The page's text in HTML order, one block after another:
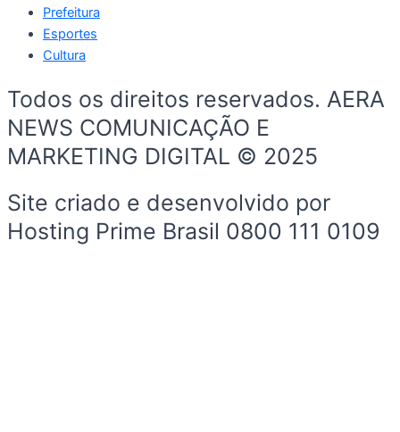
Prefeitura
Esportes
Cultura
Todos os direitos reservados. AERA
NEWS COMUNICAÇÃO E
MARKETING DIGITAL © 2025
Site criado e desenvolvido por
Hosting Prime Brasil 0800 111 0109